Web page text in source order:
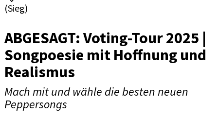
(Sieg)
ABGESAGT: Voting-Tour 2025 |
Songpoesie mit Hoffnung und
Realismus
Mach mit und wähle die besten neuen
Peppersongs